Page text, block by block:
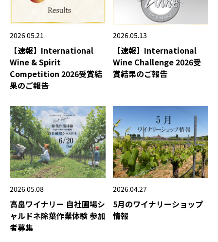
2026.05.21
【速報】International
Wine & Spirit
Competition 2026受賞結
果のご報告
2026.05.13
【速報】International
Wine Challenge 2026受
賞結果のご報告
2026.05.08
高畠ワイナリー 自社圃場シ
ャルドネ除葉作業体験 参加
者募集
2026.04.27
5月のワイナリーショップ
情報